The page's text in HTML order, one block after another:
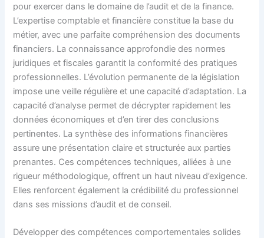
pour exercer dans le domaine de l’audit et de la finance.
L’expertise comptable et financière constitue la base du
métier, avec une parfaite compréhension des documents
financiers. La connaissance approfondie des normes
juridiques et fiscales garantit la conformité des pratiques
professionnelles. L’évolution permanente de la législation
impose une veille régulière et une capacité d’adaptation. La
capacité d’analyse permet de décrypter rapidement les
données économiques et d’en tirer des conclusions
pertinentes. La synthèse des informations financières
assure une présentation claire et structurée aux parties
prenantes. Ces compétences techniques, alliées à une
rigueur méthodologique, offrent un haut niveau d’exigence.
Elles renforcent également la crédibilité du professionnel
dans ses missions d’audit et de conseil.
Développer des compétences comportementales solides